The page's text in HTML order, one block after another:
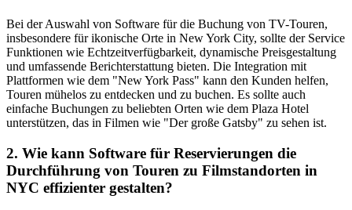
Bei der Auswahl von Software für die Buchung von TV-Touren,
insbesondere für ikonische Orte in New York City, sollte der Service
Funktionen wie Echtzeitverfügbarkeit, dynamische Preisgestaltung
und umfassende Berichterstattung bieten. Die Integration mit
Plattformen wie dem "New York Pass" kann den Kunden helfen,
Touren mühelos zu entdecken und zu buchen. Es sollte auch
einfache Buchungen zu beliebten Orten wie dem Plaza Hotel
unterstützen, das in Filmen wie "Der große Gatsby" zu sehen ist.
2. Wie kann Software für Reservierungen die
Durchführung von Touren zu Filmstandorten in
NYC effizienter gestalten?